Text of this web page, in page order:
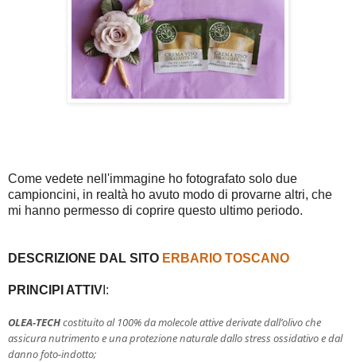
Come vedete nell'immagine ho fotografato solo due
campioncini, in realtà ho avuto modo di provarne altri, che
mi hanno permesso di coprire questo ultimo periodo.
DESCRIZIONE DAL SITO ERBARIO TOSCANO
PRINCIPI ATTIV I:
OLEA-TECHcostituito al 100% da molecole attive derivate dall’olivo che
assicura nutrimento e una protezione naturale dallo stress ossidativo e dal
danno foto-indotto;